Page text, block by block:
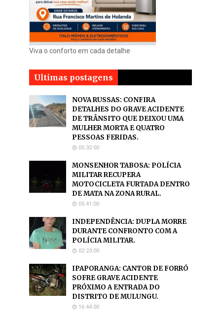
Viva o conforto em cada detalhe
Ultimas postagens
NOVA RUSSAS: CONFIRA
DETALHES DO GRAVE ACIDENTE
DE TRÂNSITO QUE DEIXOU UMA
MULHER MORTA E QUATRO
PESSOAS FERIDAS.
05:32:00
MONSENHOR TABOSA: POLÍCIA
MILITAR RECUPERA
MOTOCICLETA FURTADA DENTRO
DE MATA NA ZONA RURAL.
05:41:00
INDEPENDÊNCIA: DUPLA MORRE
DURANTE CONFRONTO COM A
POLÍCIA MILITAR.
02:23:00
IPAPORANGA: CANTOR DE FORRÓ
SOFRE GRAVE ACIDENTE
PRÓXIMO A ENTRADA DO
DISTRITO DE MULUNGU.
16:44:00